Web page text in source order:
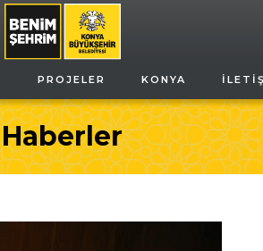
PROJELER KONYA
Haberler